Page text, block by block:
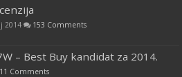
2014 153 Comments
– Best Buy kandidat za 2014.
Comments